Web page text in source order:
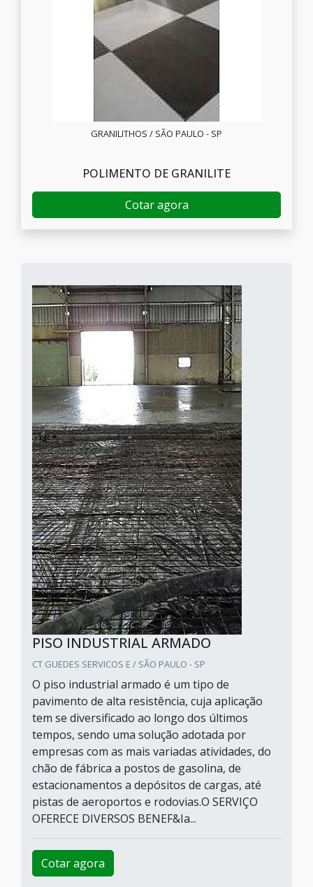
GRANILITHOS / SÃO PAULO - SP
POLIMENTO DE GRANILITE
Cotar agora
PISO INDUSTRIAL ARMADO
CT GUEDES SERVICOS E / SÃO PAULO - SP
O piso industrial armado é um tipo de
pavimento de alta resistência, cuja aplicação
tem se diversificado ao longo dos últimos
tempos, sendo uma solução adotada por
empresas com as mais variadas atividades, do
chão de fábrica a postos de gasolina, de
estacionamentos a depósitos de cargas, até
pistas de aeroportos e rodovias.O SERVIÇO
OFERECE DIVERSOS BENEF&Ia...
Cotar agora